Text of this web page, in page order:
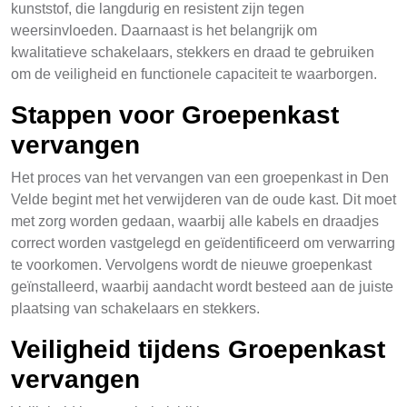
kunststof, die langdurig en resistent zijn tegen
weersinvloeden. Daarnaast is het belangrijk om
kwalitatieve schakelaars, stekkers en draad te gebruiken
om de veiligheid en functionele capaciteit te waarborgen.
Stappen voor Groepenkast
vervangen
Het proces van het vervangen van een groepenkast in Den
Velde begint met het verwijderen van de oude kast. Dit moet
met zorg worden gedaan, waarbij alle kabels en draadjes
correct worden vastgelegd en geïdentificeerd om verwarring
te voorkomen. Vervolgens wordt de nieuwe groepenkast
geïnstalleerd, waarbij aandacht wordt besteed aan de juiste
plaatsing van schakelaars en stekkers.
Veiligheid tijdens Groepenkast
vervangen